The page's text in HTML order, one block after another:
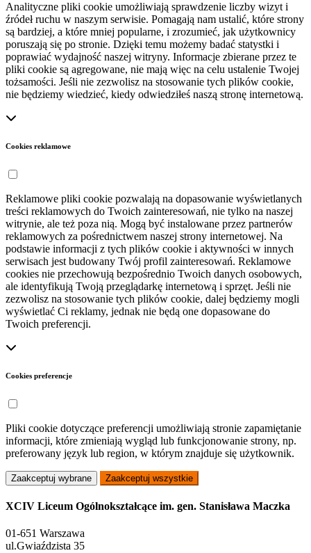
Analityczne pliki cookie umożliwiają sprawdzenie liczby wizyt i
źródeł ruchu w naszym serwisie. Pomagają nam ustalić, które strony
są bardziej, a które mniej popularne, i zrozumieć, jak użytkownicy
poruszają się po stronie. Dzięki temu możemy badać statystki i
poprawiać wydajność naszej witryny. Informacje zbierane przez te
pliki cookie są agregowane, nie mają więc na celu ustalenie Twojej
tożsamości. Jeśli nie zezwolisz na stosowanie tych plików cookie,
nie będziemy wiedzieć, kiedy odwiedziłeś naszą stronę internetową.
Cookies reklamowe
Reklamowe pliki cookie pozwalają na dopasowanie wyświetlanych
treści reklamowych do Twoich zainteresowań, nie tylko na naszej
witrynie, ale też poza nią. Mogą być instalowane przez partnerów
reklamowych za pośrednictwem naszej strony internetowej. Na
podstawie informacji z tych plików cookie i aktywności w innych
serwisach jest budowany Twój profil zainteresowań. Reklamowe
cookies nie przechowują bezpośrednio Twoich danych osobowych,
ale identyfikują Twoją przeglądarkę internetową i sprzęt. Jeśli nie
zezwolisz na stosowanie tych plików cookie, dalej będziemy mogli
wyświetlać Ci reklamy, jednak nie będą one dopasowane do
Twoich preferencji.
Cookies preferencje
Pliki cookie dotyczące preferencji umożliwiają stronie zapamiętanie
informacji, które zmieniają wygląd lub funkcjonowanie strony, np.
preferowany język lub region, w którym znajduje się użytkownik.
Zaakceptuj wybrane Zaakceptuj wszystkie
XCIV Liceum Ogólnokształcące im. gen. Stanisława Maczka
01-651 Warszawa
ul.Gwiaździsta 35